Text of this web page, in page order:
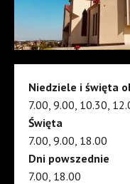
Niedziele i święta
7.00, 9.00, 10.30,
Święta
7.00, 9.00, 18.00
Dni powszednie
7.00, 18.00